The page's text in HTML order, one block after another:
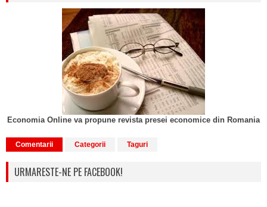
Economia Online va propune revista presei economice din Romania
Comentarii Categorii Taguri
URMARESTE-NE PE FACEBOOK!